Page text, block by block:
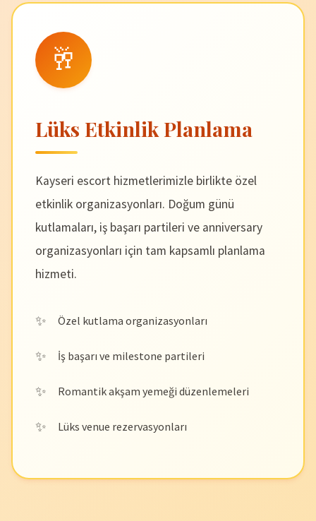
🥂
Lüks Etkinlik Planlama
Kayseri escort hizmetlerimizle birlikte özel
etkinlik organizasyonları. Doğum günü
kutlamaları, iş başarı partileri ve anniversary
organizasyonları için tam kapsamlı planlama
hizmeti.
Özel kutlama organizasyonları
İş başarı ve milestone partileri
Romantik akşam yemeği düzenlemeleri
Lüks venue rezervasyonları